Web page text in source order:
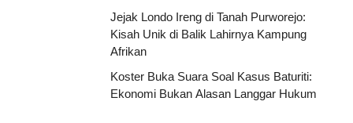
Jejak Londo Ireng di Tanah Purworejo:
Kisah Unik di Balik Lahirnya Kampung
Afrikan
Koster Buka Suara Soal Kasus Baturiti:
Ekonomi Bukan Alasan Langgar Hukum